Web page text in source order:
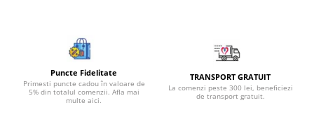
Bijuterii tanzanit
Bijuterii topaz
Bijuterii turcoaz
Puncte Fidelitate
Primesti puncte cadou în valoare de
5% din totalul comenzii. Afla mai
multe aici.
TRANSPORT GRATUIT
La comenzi peste 300 lei, beneficiezi
de transport gratuit.